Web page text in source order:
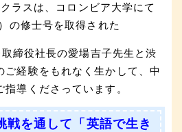
ラスは、コロンビア大学にて
の修士号を取得された
締役社長の愛場吉子先生と渋
ご経験をもれなく生かして、中
導くださっています。
戦を通して「英語で生き